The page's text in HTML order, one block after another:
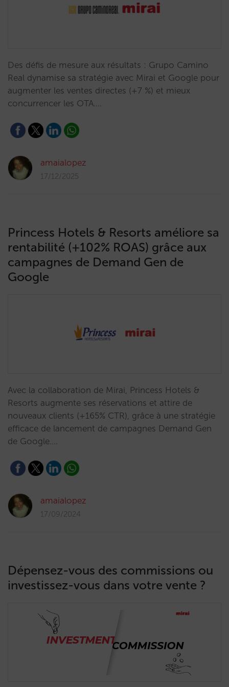
Des défis de mesure aux résultats : Grupo Camino
Real dynamise sa stratégie avec Mirai et Google pour
augmenter les ventes directes (+7 %) et mieux
concurrencer les OTA.…
amaialopez
17/12/2025
Princess Hotels & Resorts améliore sa
rentabilité (+102% ROAS) grâce aux
campagnes de Demand Gen de
Google
Avec la collaboration de Mirai, Princess Hotels &
Resorts augmente ses réservations et attire de
nouveaux clients (+165% CTR), grâce à une stratégie
efficace de lancement de campagnes Demand Gen
de Google.…
amaialopez
17/09/2024
Dépensez-vous des commissions ou
investissez-vous dans votre vente ?